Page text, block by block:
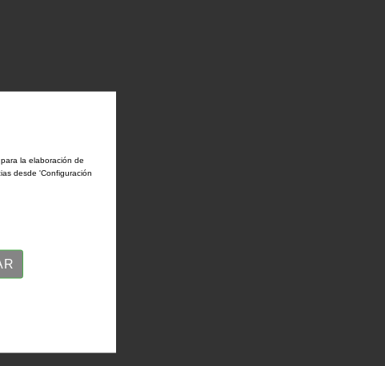
la elaboración de
desde 'Configuración